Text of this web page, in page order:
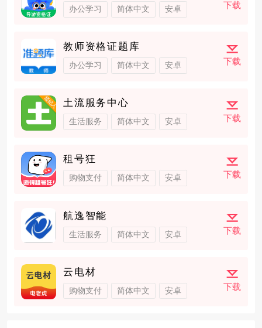
办公学习 简体中文 安卓 下载
教师资格证题库
办公学习 简体中文 安卓 下载
土流服务中心
生活服务 简体中文 安卓 下载
租号狂
购物支付 简体中文 安卓 下载
航逸智能
生活服务 简体中文 安卓 下载
云电材
购物支付 简体中文 安卓 下载